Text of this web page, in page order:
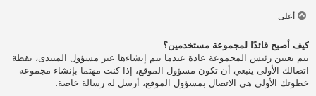
أعلى
كيف أصبح قائدًا لمجموعة مستخدمين؟
يتم تعيين رئيس المجموعة عادة عندما يتم إنشاءها عبر مسؤول المنتدى، نقطة
اتصالك الأولى ينبغي أن تكون مسؤول الموقع، إذا كنت مهتما بإنشاء مجموعة
خطوتك الأولى هي الاتصال بمسؤول الموقع، أرسل له رسالة خاصة.